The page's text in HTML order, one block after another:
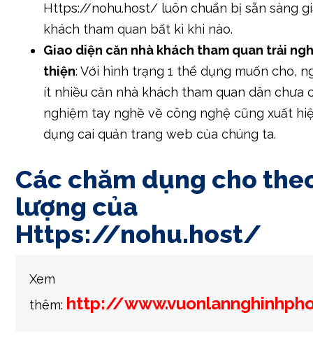
Https://nohu.host/ luôn chuẩn bị sẵn sàng
khách tham quan bất kì khi nào.
Giao diện căn nhà khách tham quan trải
thiện: Với hình trạng 1 thể dụng muốn cho,
ít nhiều căn nhà khách tham quan dân chưa
nghiệm tay nghề về công nghệ cũng xuất
dụng cai quản trang web của chúng ta.
Các chăm dụng cho
lượng của
Https://nohu.host/
Xem
thêm: http://